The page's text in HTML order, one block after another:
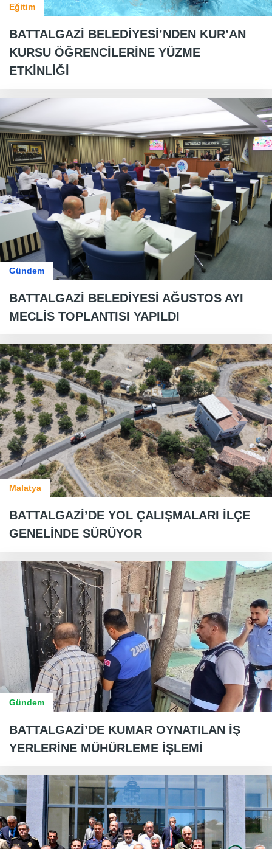
Eğitim
BATTALGAZİ BELEDİYESİ’NDEN KUR’AN
KURSU ÖĞRENCİLERİNE YÜZME
ETKİNLİĞİ
Gündem
BATTALGAZİ BELEDİYESİ AĞUSTOS AYI
MECLİS TOPLANTISI YAPILDI
Malatya
BATTALGAZİ’DE YOL ÇALIŞMALARI İLÇE
GENELİNDE SÜRÜYOR
Gündem
BATTALGAZİ’DE KUMAR OYNATILAN İŞ
YERLERİNE MÜHÜRLEME İŞLEMİ